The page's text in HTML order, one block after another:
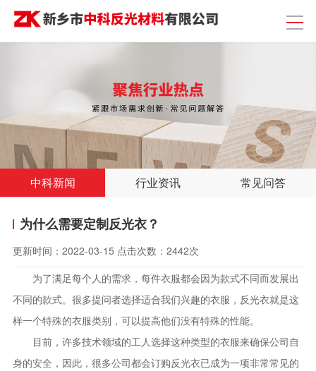
中科新闻 行业资讯 常见问答
为什么需要定制反光衣？
更新时间： 2022-03-15 点击次数： 2442次
为了满足每个人的需求，每件衣服都会因为款式不同而发展出
不同的款式。很多提问者选择适合我们兴趣的衣服，反光衣就是这
样一个特殊的衣服类别，可以提高他们没有特殊的性能。
目前，许多技术领域的工人选择这种类型的衣服来确保公司自
身的安全，因此，很多公司都会订购反光衣已成为一项非常常见的